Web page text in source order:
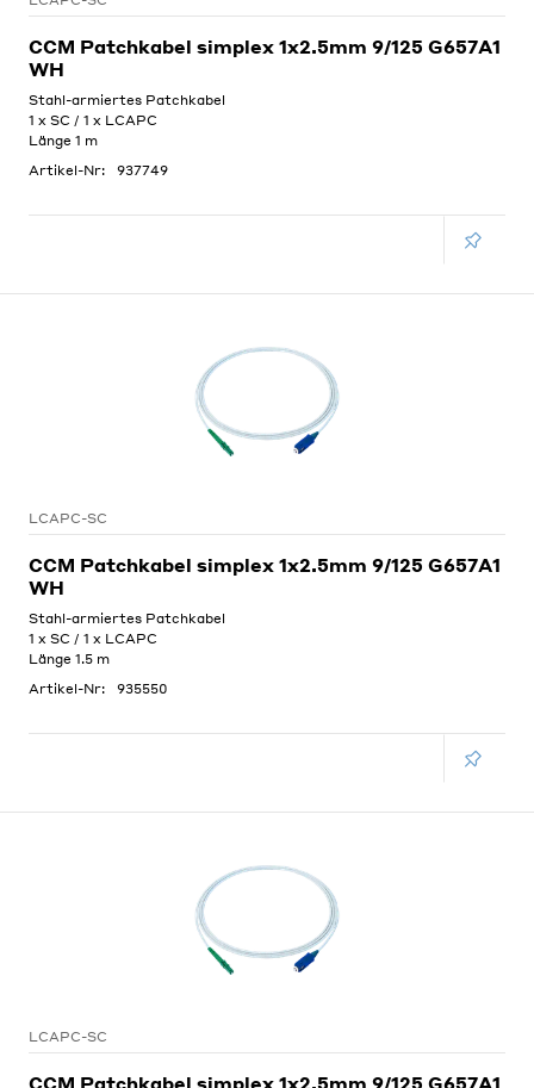
CCM Patchkabel simplex 1x2.5mm 9/125 G657A1
WH
Stahl-armiertes Patchkabel
1 x SC / 1 x LCAPC
Länge 1 m
Artikel-Nr:
937749
LCAPC-SC
CCM Patchkabel simplex 1x2.5mm 9/125 G657A1
WH
Stahl-armiertes Patchkabel
1 x SC / 1 x LCAPC
Länge 1.5 m
Artikel-Nr:
935550
LCAPC-SC
CCM Patchkabel simplex 1x2.5mm 9/125 G657A1